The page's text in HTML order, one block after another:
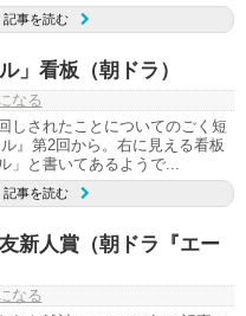
記事を読む
」看板（朝ドラ）
なる
しされたことについてのごく短
』第2回から。右に見える看板
」と書いてあるようで...
記事を読む
新人賞（朝ドラ『エー
なる